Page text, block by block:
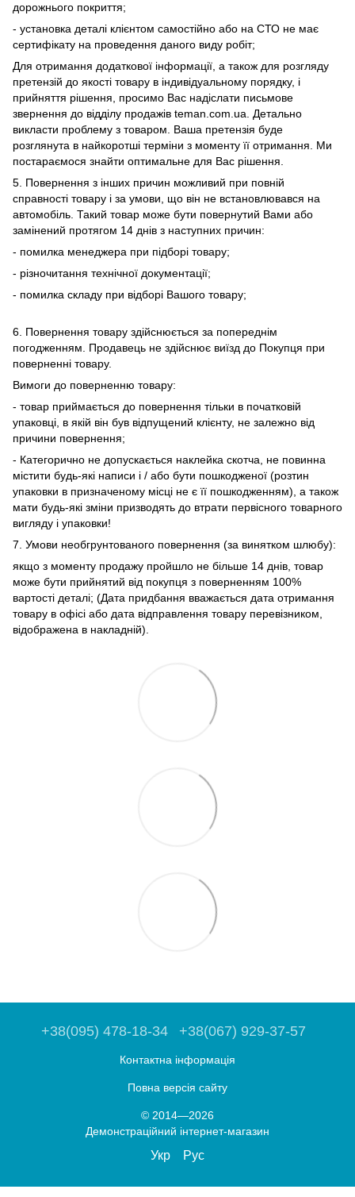
дорожнього покриття;
- установка деталі клієнтом самостійно або на СТО не має
сертифікату на проведення даного виду робіт;
Для отримання додаткової інформації, а також для розгляду
претензій до якості товару в індивідуальному порядку, і
прийняття рішення, просимо Вас надіслати письмове
звернення до відділу продажів teman.com.ua. Детально
викласти проблему з товаром. Ваша претензія буде
розглянута в найкоротші терміни з моменту її отримання. Ми
постараємося знайти оптимальне для Вас рішення.
5. Повернення з інших причин можливий при повній
справності товару і за умови, що він не встановлювався на
автомобіль. Такий товар може бути повернутий Вами або
замінений протягом 14 днів з наступних причин:
- помилка менеджера при підборі товару;
- різночитання технічної документації;
- помилка складу при відборі Вашого товару;
6. Повернення товару здійснюється за попереднім
погодженням. Продавець не здійснює виїзд до Покупця при
поверненні товару.
Вимоги до поверненню товару:
- товар приймається до повернення тільки в початковій
упаковці, в якій він був відпущений клієнту, не залежно від
причини повернення;
- Категорично не допускається наклейка скотча, не повинна
містити будь-які написи і / або бути пошкодженої (розтин
упаковки в призначеному місці не є її пошкодженням), а також
мати будь-які зміни призводять до втрати первісного товарного
вигляду і упаковки!
7. Умови необгрунтованого повернення (за винятком шлюбу):
якщо з моменту продажу пройшло не більше 14 днів, товар
може бути прийнятий від покупця з поверненням 100%
вартості деталі; (Дата придбання вважається дата отримання
товару в офісі або дата відправлення товару перевізником,
відображена в накладній).
+38(095) 478-18-34 +38(067) 929-37-57
Контактна інформація
Повна версія сайту
© 2014—2026
Демонстраційний інтернет-магазин
Укр Рус